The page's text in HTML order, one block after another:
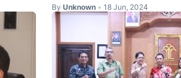
By Unknown • 18 Jun, 2024